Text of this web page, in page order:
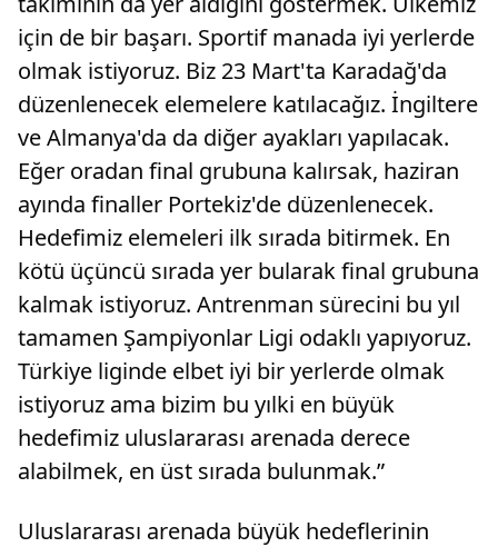
için de bir başarı. Sportif manada iyi yerlerde
olmak istiyoruz. Biz 23 Mart'ta Karadağ'da
düzenlenecek elemelere katılacağız. İngiltere
ve Almanya'da da diğer ayakları yapılacak.
Eğer oradan final grubuna kalırsak, haziran
ayında finaller Portekiz'de düzenlenecek.
Hedefimiz elemeleri ilk sırada bitirmek. En
kötü üçüncü sırada yer bularak final grubuna
kalmak istiyoruz. Antrenman sürecini bu yıl
tamamen Şampiyonlar Ligi odaklı yapıyoruz.
Türkiye liginde elbet iyi bir yerlerde olmak
istiyoruz ama bizim bu yılki en büyük
hedefimiz uluslararası arenada derece
alabilmek, en üst sırada bulunmak.”
Uluslararası arenada büyük hedeflerinin